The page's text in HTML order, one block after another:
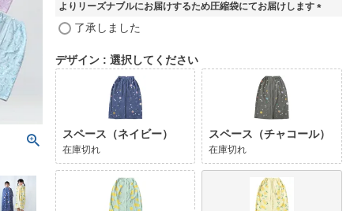
須
よりリーズナブルにお届けするため圧縮袋にてお届けします
)
了承しました
デザイン 選択してください
スペース（ネイビー）
在庫切れ
スペース（チャコール）
在庫切れ